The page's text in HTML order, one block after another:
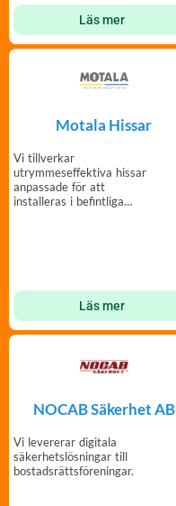
Läs mer
Motala Hissar
Vi tillverkar
utrymmeseffektiva hissar
anpassade för att
installeras i befintliga
Läs mer
NOCAB Säkerhet AB
Vi levererar digitala
säkerhetslösningar till
bostadsrättsföreningar.